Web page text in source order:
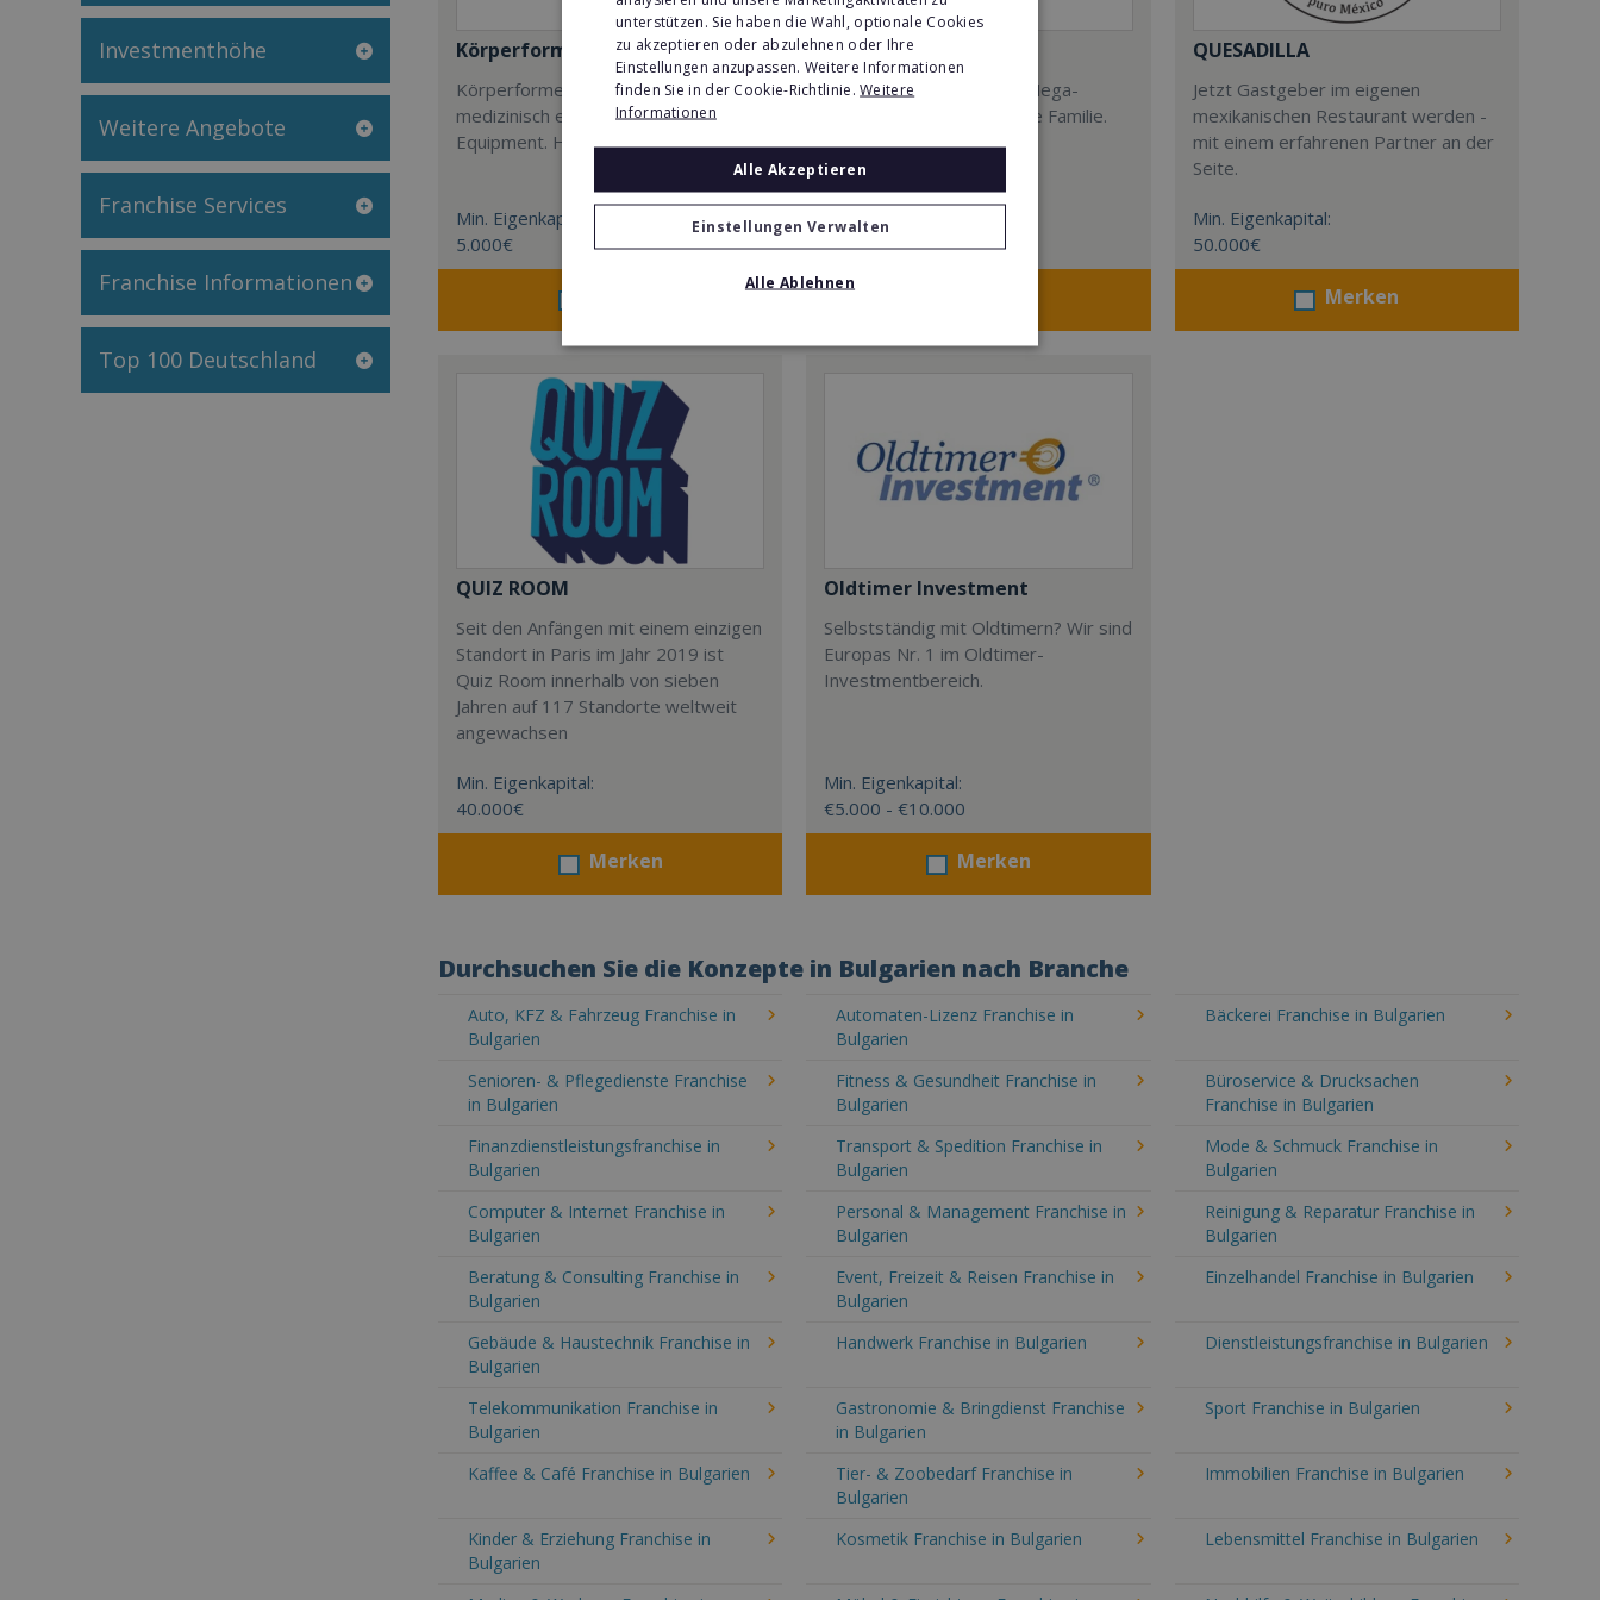
Investmenthöhe
Weitere Angebote
Franchise Services
Franchise Informationen
Top 100 Deutschland
Körperformen EMS
Körperformen - Erfolg mit
medizinisch erprobtem EMS-
Equipment. Hier mehr erfahren
Min. Eigenkapital:
5.000€
Mindways 3D TrickArt
3D TrickArt ist der neue Mega-
Freizeittrend für die ganze Familie.
Min. Eigenkapital:
100.000€
QUESADILLA
Jetzt Gastgeber im eigenen
mexikanischen Restaurant werden -
mit einem erfahrenen Partner an der
Seite.
Min. Eigenkapital:
50.000€
Merken
QUIZ ROOM
Seit den Anfängen mit einem einzigen
Standort in Paris im Jahr 2019 ist
Quiz Room innerhalb von sieben
Jahren auf 117 Standorte weltweit
angewachsen
Min. Eigenkapital:
40.000€
Merken
Oldtimer Investment
Selbstständig mit Oldtimern? Wir sind
Europas Nr. 1 im Oldtimer-
Investmentbereich.
Min. Eigenkapital:
€5.000 - €10.000
Merken
Durchsuchen Sie die Konzepte in Bulgarien nach Branche
Auto, KFZ & Fahrzeug Franchise in
Bulgarien
Automaten-Lizenz Franchise in
Bulgarien
Bäckerei Franchise in Bulgarien
Senioren- & Pflegedienste Franchise
in Bulgarien
Fitness & Gesundheit Franchise in
Bulgarien
Büroservice & Drucksachen
Franchise in Bulgarien
Finanzdienstleistungsfranchise in
Bulgarien
Transport & Spedition Franchise in
Bulgarien
Mode & Schmuck Franchise in
Bulgarien
Computer & Internet Franchise in
Bulgarien
Personal & Management Franchise in
Bulgarien
Reinigung & Reparatur Franchise in
Bulgarien
Beratung & Consulting Franchise in
Bulgarien
Event, Freizeit & Reisen Franchise in
Bulgarien
Einzelhandel Franchise in Bulgarien
Gebäude & Haustechnik Franchise in
Bulgarien
Handwerk Franchise in Bulgarien Dienstleistungsfranchise in Bulgarien
Telekommunikation Franchise in
Bulgarien
Gastronomie & Bringdienst Franchise
in Bulgarien
Sport Franchise in Bulgarien
Kaffee & Café Franchise in Bulgarien
Tier- & Zoobedarf Franchise in
Bulgarien
Immobilien Franchise in Bulgarien
Kinder & Erziehung Franchise in
Bulgarien
Kosmetik Franchise in Bulgarien Lebensmittel Franchise in Bulgarien
unterstützen. Sie haben die Wahl, optionale Cookies
zu akzeptieren oder abzulehnen oder Ihre
Einstellungen anzupassen. Weitere Informationen
finden Sie in der Cookie-Richtlinie.Weitere
Informationen
Alle Akzeptieren
Einstellungen Verwalten
Alle Ablehnen